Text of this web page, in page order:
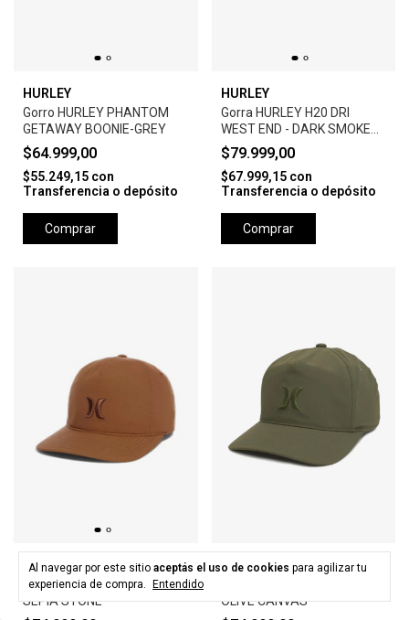
Al navegar por este sitio aceptás el uso de cookies para agilizar tu
experiencia de compra.
Entendido
HURLEY
Gorro HURLEY PHANTOM
GETAWAY BOONIE-GREY
$64.999,00
$55.249,15 con
Transferencia o depósito
Comprar
HURLEY
Gorra HURLEY H20 DRI
WEST END - DARK SMOKE
GREY
$79.999,00
$67.999,15 con
Transferencia o depósito
Comprar
HURLEY
Gorra HURLEY LEVELS HAT -
SEPIA STONE
HURLEY
OLIVE CANVAS